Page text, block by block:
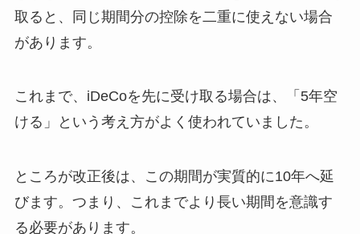
取ると、同じ期間分の控除を二重に使えない場合
があります。
これまで、iDeCoを先に受け取る場合は、「5年空
ける」という考え方がよく使われていました。
ところが改正後は、この期間が実質的に10年へ延
びます。つまり、これまでより長い期間を意識す
る必要があります。